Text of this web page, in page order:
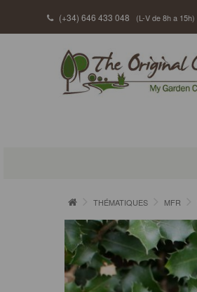
(+34) 646 433 048 (L-V de 8h a 15h)
THÉMATIQUES MFR